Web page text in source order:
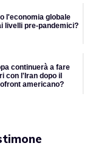
l'economia globale
livelli pre-pandemici?
continuerà a fare
con l'Iran dopo il
americano?